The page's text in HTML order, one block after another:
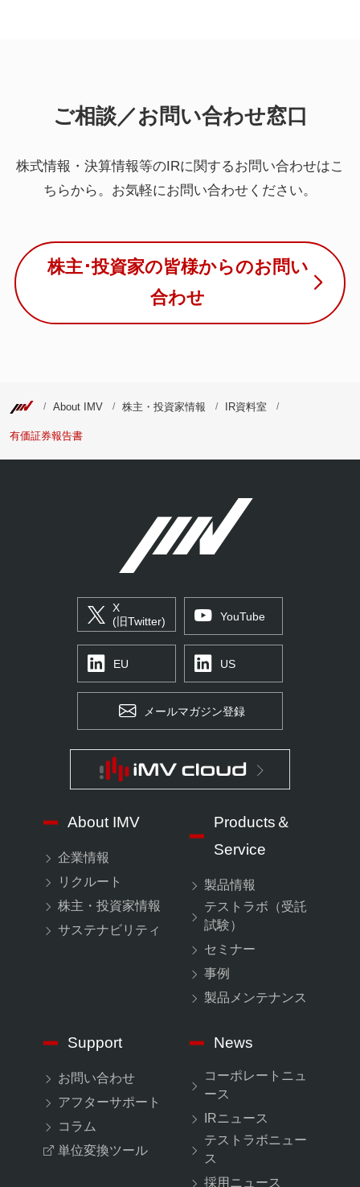
ご相談／お問い合わせ窓口
株式情報・決算情報等のIRに関するお問い合わせはこ
ちらから。 お気軽にお問い合わせください。
株主･投資家の皆様からのお問い
合わせ
About IMV 株主・投資家情報 IR資料室
有価証券報告書
X
(旧Twitter)
YouTube
EU US
メールマガジン登録
About IMV
企業情報
リクルート
株主・投資家情報
サステナビリティ
Products＆
Service
製品情報
テストラボ（受託
試験）
セミナー
事例
製品メンテナンス
Support
お問い合わせ
アフターサポート
コラム
単位変換ツール
News
コーポレートニュ
ース
IRニュース
テストラボニュー
ス
採用ニュース